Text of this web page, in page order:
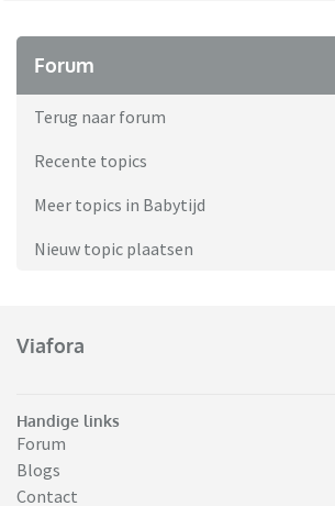
Forum
Terug naar forum
Recente topics
Meer topics in Babytijd
Nieuw topic plaatsen
Viafora
Handige links
Forum
Blogs
Contact